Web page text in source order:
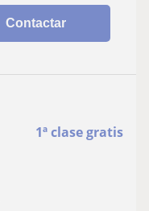
Contactar
1ª clase gratis